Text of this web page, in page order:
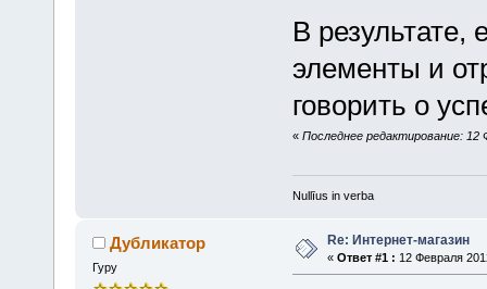
В
элементы и
говорить о
« Последнее редактирование: 12
Nullīus in verba
Дубликатор
Гуру
Re: Интернет-магазин
« Ответ #1 : 12 Февраля